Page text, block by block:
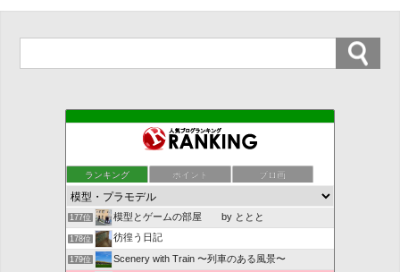
ランキング ポイント ブロ画
駄目オヤジのNな生活
175位 SVL
176位 マイナースポーツカー専門。
177位 模型とゲームの部屋 by ととと
178位 彷徨う日記
179位 Scenery with Train 〜列車のある風景〜